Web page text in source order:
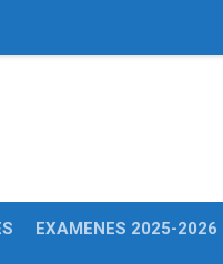
EXAMENES 2025-2026